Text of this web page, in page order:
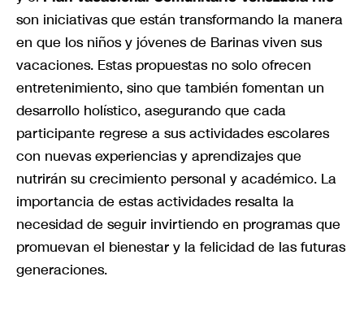
son iniciativas que están transformando la manera
en que los niños y jóvenes de Barinas viven sus
vacaciones. Estas propuestas no solo ofrecen
entretenimiento, sino que también fomentan un
desarrollo holístico, asegurando que cada
participante regrese a sus actividades escolares
con nuevas experiencias y aprendizajes que
nutrirán su crecimiento personal y académico. La
importancia de estas actividades resalta la
necesidad de seguir invirtiendo en programas que
promuevan el bienestar y la felicidad de las futuras
generaciones.